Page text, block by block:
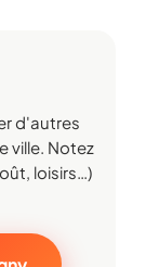
d'autres
ville. Notez
loisirs…)